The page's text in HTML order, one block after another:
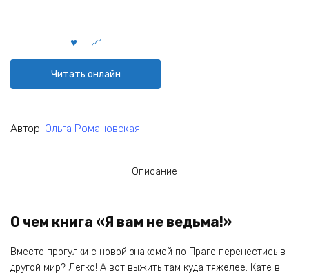
Читать онлайн
Автор: Ольга Романовская
Описание
О чем книга «Я вам не ведьма!»
Вместо прогулки с новой знакомой по Праге перенестись в
другой мир? Легко! А вот выжить там куда тяжелее. Кате в